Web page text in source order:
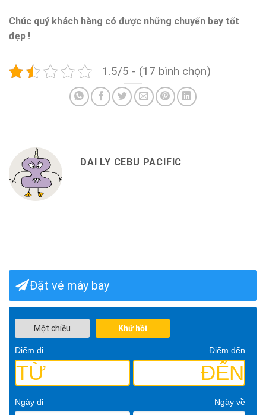
Chúc quý khách hàng có được những chuyến bay tốt
đẹp !
1.5/5 - (17 bình chọn)
DAI LY CEBU PACIFIC
Đặt vé máy bay
Một chiều Khứ hồi
Điểm đi Điểm đến
TỪ ĐẾN
Ngày đi Ngày về